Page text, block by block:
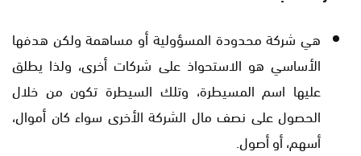
هي شركة محدودة المسؤولية أو مساهمة ولكن هدفها
الأساسي هو الاستحواذ على شركات أخرى، ولذا يطلق
عليها اسم المسيطرة، وتلك السيطرة تكون من خلال
الحصول على نصف مال الشركة الأخرى سواء كان أموال،
أسهم، أو أصول.